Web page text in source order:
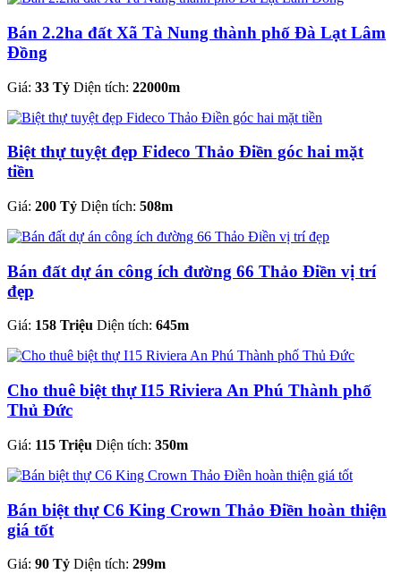
Bán 2.2ha đất Xã Tà Nung thành phố Đà Lạt Lâm
Đồng
Giá: 33 Tỷ Diện tích: 22000m
Biệt thự tuyệt đẹp Fideco Thảo Điền góc hai mặt
tiền
Giá: 200 Tỷ Diện tích: 508m
Bán đất dự án công ích đường 66 Thảo Điền vị trí
đẹp
Giá: 158 Triệu Diện tích: 645m
Cho thuê biệt thự I15 Riviera An Phú Thành phố
Thủ Đức
Giá: 115 Triệu Diện tích: 350m
Bán biệt thự C6 King Crown Thảo Điền hoàn thiện
giá tốt
Giá: 90 Tỷ Diện tích: 299m